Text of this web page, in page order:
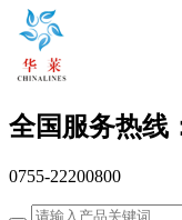
全国服务热线
0755-22200800